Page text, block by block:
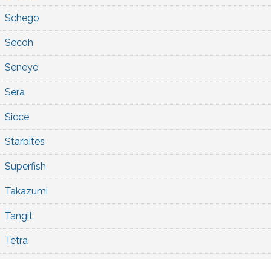
Schego
Secoh
Seneye
Sera
Sicce
Starbites
Superfish
Takazumi
Tangit
Tetra